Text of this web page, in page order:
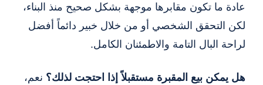
عادة ما تكون مقابرها موجهة بشكل صحيح منذ البناء،
لكن التحقق الشخصي أو من خلال خبير دائماً أفضل
لراحة البال التامة والاطمئنان الكامل.
هل يمكن بيع المقبرة مستقبلاً إذا احتجت لذلك؟ نعم،